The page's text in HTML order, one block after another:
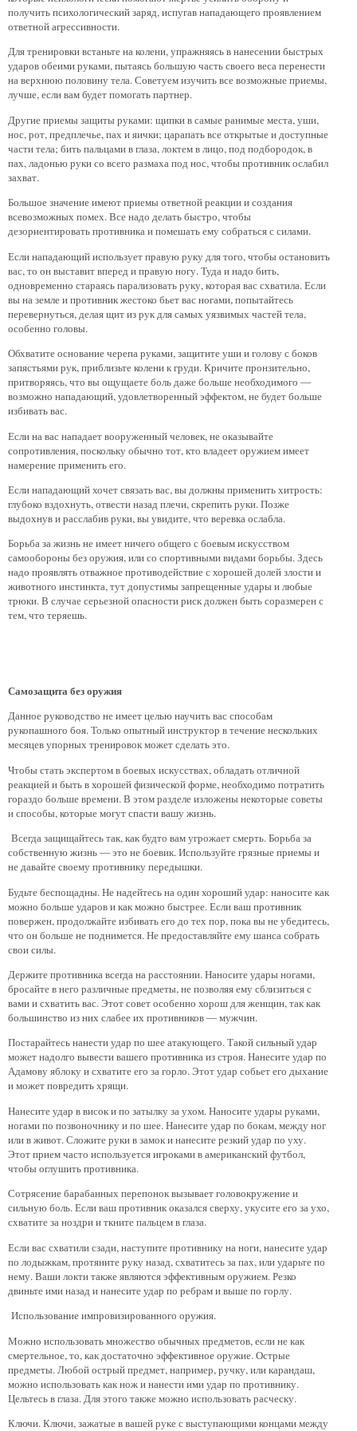
получить психологический заряд, испугав нападающего проявлением
ответной агрессивности.
Для тренировки встаньте на колени, упражняясь в нанесении быстрых
ударов обеими руками, пытаясь большую часть своего веса перенести
на верхнюю половину тела. Советуем изучить все возможные приемы,
лучше, если вам будет помогать партнер.
Другие приемы защиты руками: щипки в самые ранимые места, уши,
нос, рот, предплечье, пах и яички; царапать все открытые и доступные
части тела; бить пальцами в глаза, локтем в лицо, под подбородок, в
пах, ладонью руки со всего размаха под нос, чтобы противник ослабил
захват.
Большое значение имеют приемы ответной реакции и создания
всевозможных помех. Все надо делать быстро, чтобы
дезориентировать противника и помешать ему собраться с силами.
Если нападающий использует правую руку для того, чтобы остановить
вас, то он выставит вперед и правую ногу. Туда и надо бить,
одновременно стараясь парализовать руку, которая вас схватила. Если
вы на земле и противник жестоко бьет вас ногами, попытайтесь
перевернуться, делая щит из рук для самых уязвимых частей тела,
особенно головы.
Обхватите основание черепа руками, защитите уши и голову с боков
запястьями рук, приблизьте колени к груди. Кричите пронзительно,
притворяясь, что вы ощущаете боль даже больше необходимого —
возможно нападающий, удовлетворенный эффектом, не будет больше
избивать вас.
Если на вас нападает вооруженный человек, не оказывайте
сопротивления, поскольку обычно тот, кто владеет оружием имеет
намерение применить его.
Если нападающий хочет связать вас, вы должны применить хитрость:
глубоко вздохнуть, отвести назад плечи, скрепить руки. Позже
выдохнув и расслабив руки, вы увидите, что веревка ослабла.
Борьба за жизнь не имеет ничего общего с боевым искусством
самообороны без оружия, или со спортивными видами борьбы. Здесь
надо проявлять отважное противодействие с хорошей долей злости и
животного инстинкта, тут допустимы запрещенные удары и любые
трюки. В случае серьезной опасности риск должен быть соразмерен с
тем, что теряешь.
Самозащита без оружия
Данное руководство не имеет целью научить вас способам
рукопашного боя. Только опытный инструктор в течение нескольких
месяцев упорных тренировок может сделать это.
Чтобы стать экспертом в боевых искусствах, обладать отличной
реакцией и быть в хорошей физической форме, необходимо потратить
гораздо больше времени. В этом разделе изложены некоторые советы
и способы, которые могут спасти вашу жизнь.
Всегда защищайтесь так, как будто вам угрожает смерть. Борьба за
собственную жизнь — это не боевик. Используйте грязные приемы и
не давайте своему противнику передышки.
Будьте беспощадны. Не надейтесь на один хороший удар: наносите как
можно больше ударов и как можно быстрее. Если ваш противник
повержен, продолжайте избивать его до тех пор, пока вы не убедитесь,
что он больше не поднимется. Не предоставляйте ему шанса собрать
свои силы.
Держите противника всегда на расстоянии. Наносите удары ногами,
бросайте в него различные предметы, не позволяя ему сблизиться с
вами и схватить вас. Этот совет особенно хорош для женщин, так как
большинство из них слабее их противников — мужчин.
Постарайтесь нанести удар по шее атакующего. Такой сильный удар
может надолго вывести вашего противника из строя. Нанесите удар по
Адамову яблоку и схватите его за горло. Этот удар собьет его дыхание
и может повредить хрящи.
Нанесите удар в висок и по затылку за ухом. Наносите удары руками,
ногами по позвоночнику и по шее. Нанесите удар по бокам, между ног
или в живот. Сложите руки в замок и нанесите резкий удар по уху.
Этот прием часто используется игроками в американский футбол,
чтобы оглушить противника.
Сотрясение барабанных перепонок вызывает головокружение и
сильную боль. Если ваш противник оказался сверху, укусите его за ухо,
схватите за ноздри и ткните пальцем в глаза.
Если вас схватили сзади, наступите противнику на ноги, нанесите удар
по лодыжкам, протяните руку назад, схватитесь за пах, или ударьте по
нему. Ваши локти также являются эффективным оружием. Резко
двиньте ими назад и нанесите удар по ребрам и выше по горлу.
Использование импровизированного оружия.
Можно использовать множество обычных предметов, если не как
смертельное, то, как достаточно эффективное оружие. Острые
предметы. Любой острый предмет, например, ручку, или карандаш,
можно использовать как нож и нанести ими удар по противнику.
Цельтесь в глаза. Для этого также можно использовать расческу.
Ключи. Ключи, зажатые в вашей руке с выступающими концами между